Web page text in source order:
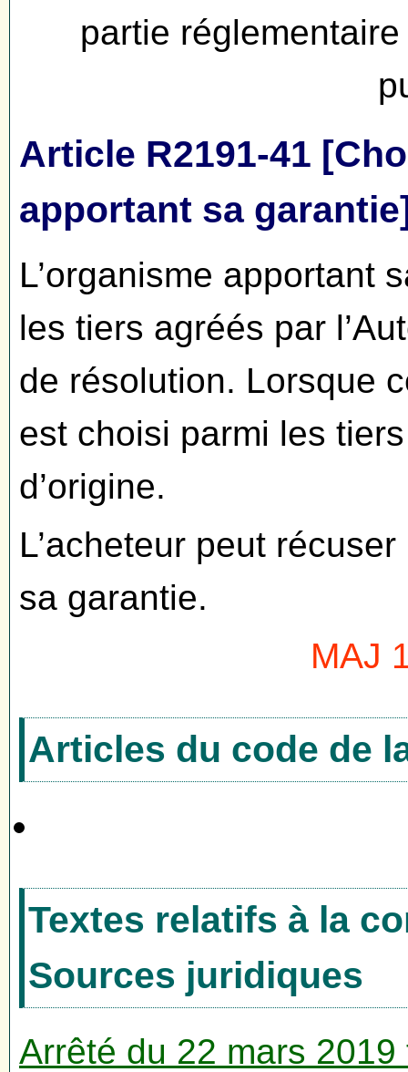
partie
Article R2191-41
apportant sa
L’organisme apportant
les tiers agréés par
de résolution. Lorsque
est choisi parmi les
d’origine.
L’acheteur peut
sa garantie.
MAJ
Articles du code de
Textes relatifs à la
Sources juridiques
Arrêté du 22 mars